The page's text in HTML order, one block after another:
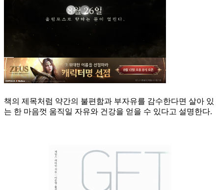
책의 제목처럼 약간의 불편함과 부자유를 감수한다면 살아 있
는 한 마음껏 움직일 자유와 건강을 얻을 수 있다고 설명한다.